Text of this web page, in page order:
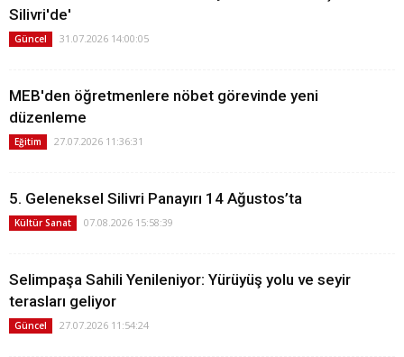
Silivri'de'
Güncel 31.07.2026 14:00:05
MEB'den öğretmenlere nöbet görevinde yeni
düzenleme
Eğitim 27.07.2026 11:36:31
5. Geleneksel Silivri Panayırı 14 Ağustos’ta
Kültür Sanat 07.08.2026 15:58:39
Selimpaşa Sahili Yenileniyor: Yürüyüş yolu ve seyir
terasları geliyor
Güncel 27.07.2026 11:54:24